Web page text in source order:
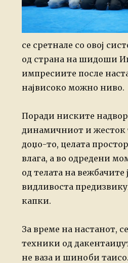
се сретнале со овој
од страна на шидоши
импресиите после
највисоко можно ниво.
Поради ниските
динамичниот и жесток
доџо-то, целата
влага, а во одредени
од телата на вежбачите
видливоста
капки.
За време на настанот,
техники од
не ваза и шиноби